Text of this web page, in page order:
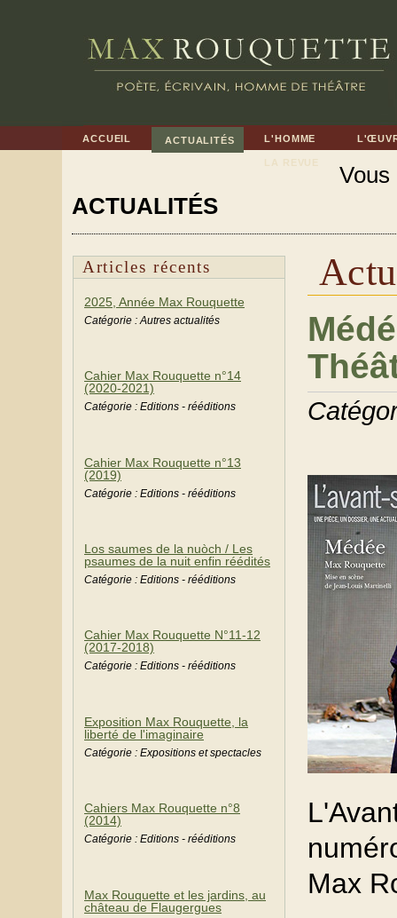
ACCUEIL ACTUALITÉS L'HOMME
LA REVUE
Vous
ACTUALITÉS
Articles récents
2025, Année Max Rouquette
Catégorie : Autres actualités
Cahier Max Rouquette n°14
(2020-2021)
Catégorie : Editions - rééditions
Cahier Max Rouquette n°13
(2019)
Catégorie : Editions - rééditions
Los saumes de la nuòch / Les
psaumes de la nuit enfin réédités
Catégorie : Editions - rééditions
Cahier Max Rouquette N°11-12
(2017-2018)
Catégorie : Editions - rééditions
Exposition Max Rouquette, la
liberté de l'imaginaire
Catégorie : Expositions et spectacles
Cahiers Max Rouquette n°8
(2014)
Catégorie : Editions - rééditions
Max Rouquette et les jardins, au
château de Flaugergues
Max